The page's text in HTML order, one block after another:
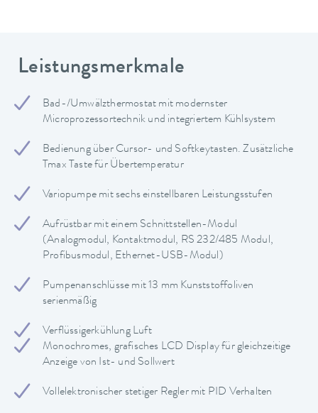
Leistungsmerkmale
Bad-/Umwälzthermostat mit modernster
Microprozessortechnik und integriertem Kühlsystem
Bedienung über Cursor- und Softkeytasten. Zusätzliche
Tmax Taste für Übertemperatur
Variopumpe mit sechs einstellbaren Leistungsstufen
Aufrüstbar mit einem Schnittstellen-Modul
(Analogmodul, Kontaktmodul, RS 232/485 Modul,
Profibusmodul, Ethernet-USB-Modul)
Pumpenanschlüsse mit 13 mm Kunststoffoliven
serienmäßig
Verflüssigerkühlung Luft
Monochromes, grafisches LCD Display für gleichzeitige
Anzeige von Ist- und Sollwert
Vollelektronischer stetiger Regler mit PID Verhalten